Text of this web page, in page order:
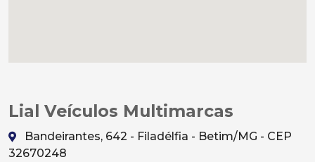
Lial Veículos Multimarcas
Bandeirantes, 642 - Filadélfia - Betim/MG - CEP
32670248